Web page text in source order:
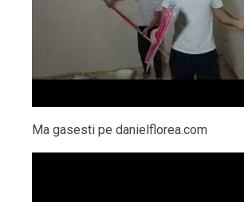
Ma gasesti pe danielflorea.com